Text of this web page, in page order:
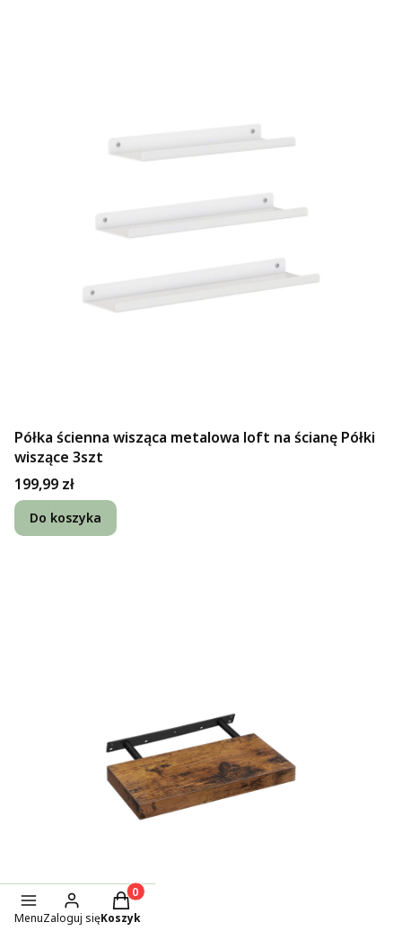
Półka ścienna wisząca metalowa loft na ścianę Półki
wiszące 3szt
Cena
199,99 zł
Do koszyka
MenuZaloguj się
Produkty w koszyku: 0. Zobacz szczegóły
Koszyk